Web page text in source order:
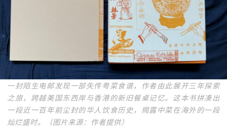
一封陌生电邮发现一部失传粤菜食谱，作者由此展开三年探索
之旅，跨越美国东西岸与香港的新旧餐桌记忆。这本书拼凑出
一段近一百年前尘封的华人饮食历史，揭露中菜在海外的一段
灿烂盛时。（图片来源：作者提供）